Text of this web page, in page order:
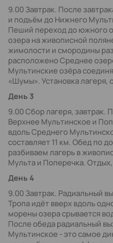
9.00 Завтрак. После
и подъём до Нижнего
Пеший переход до южного
озера на живописной
жимолости и смородины
расположено Среднее
Мультинские озёра
«Шумы». Установка лагеря,
День 3
9.00 Сбор лагеря, завтрак.
Верхнее Мультинское и
вдоль Среднего
составляет 11 км. Обед по
разбиваем лагерь в
Мульта и Поперечка.
День 4
9.00 Завтрак. Радиальный
Тропа идёт вверх вдоль
морены озера срывается
После обеда радиальный
Мультинское - это самое